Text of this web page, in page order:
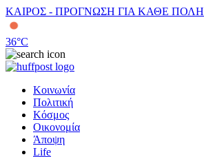
ΚΑΙΡΟΣ - ΠΡΟΓΝΩΣΗ ΓΙΑ ΚΑΘΕ ΠΟΛΗ
36°C
Κοινωνία
Πολιτική
Κόσμος
Οικονομία
Άποψη
Life